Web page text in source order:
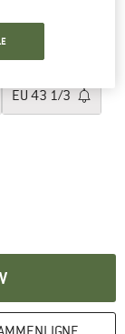
38
EU40 2/3
EU 43 1/3
og indeholder